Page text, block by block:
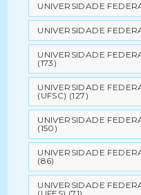
UNIVERSIDADE
UNIVERSIDADE
UNIVERSIDADE
(173)
UNIVERSIDADE
(UFSC) (127)
UNIVERSIDADE
(150)
UNIVERSIDADE
(86)
UNIVERSIDADE